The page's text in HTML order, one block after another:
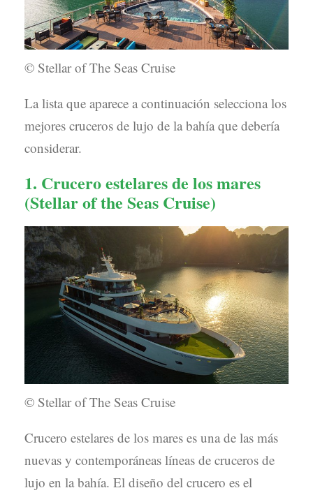
© Stellar of The Seas Cruise
La lista que aparece a continuación selecciona los
mejores cruceros de lujo de la bahía que debería
considerar.
1. Crucero estelares de los mares
(Stellar of the Seas Cruise)
© Stellar of The Seas Cruise
Crucero estelares de los mares es una de las más
nuevas y contemporáneas líneas de cruceros de
lujo en la bahía. El diseño del crucero es el